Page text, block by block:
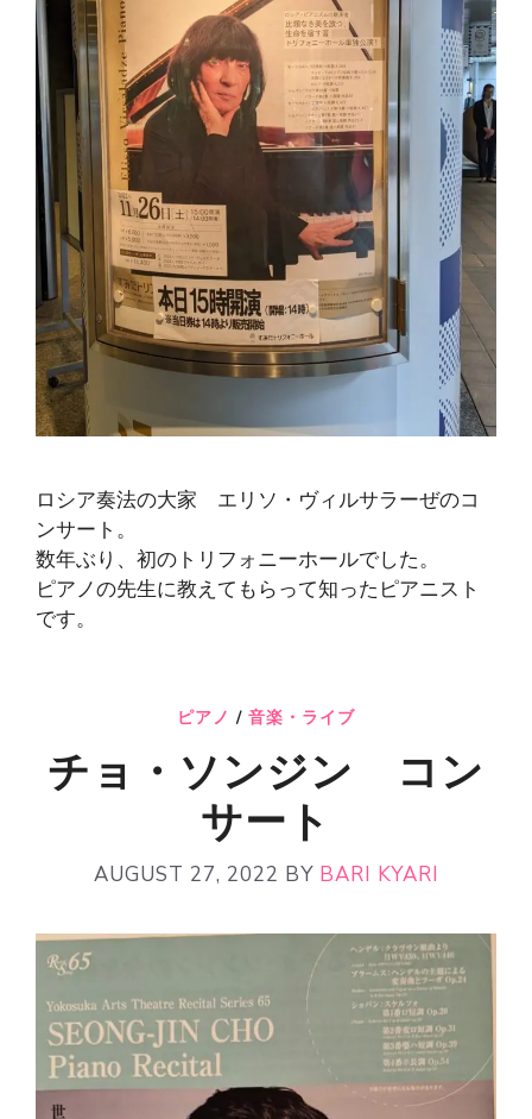
ロシア奏法の大家 エリソ・ヴィルサラーぜのコ
ンサート。
数年ぶり、初のトリフォニーホールでした。
ピアノの先生に教えてもらって知ったピアニスト
です。
ピアノ / 音楽・ライブ
チョ・ソンジン コン
サート
AUGUST 27, 2022 BY BARI KYARI